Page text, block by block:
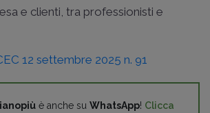
e clienti, tra professionisti e
12 settembre 2025 n. 91
è anche su WhatsApp! Clicca